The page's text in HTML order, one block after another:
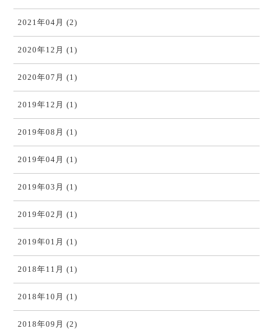
2021年04月 (2)
2020年12月 (1)
2020年07月 (1)
2019年12月 (1)
2019年08月 (1)
2019年04月 (1)
2019年03月 (1)
2019年02月 (1)
2019年01月 (1)
2018年11月 (1)
2018年10月 (1)
2018年09月 (2)